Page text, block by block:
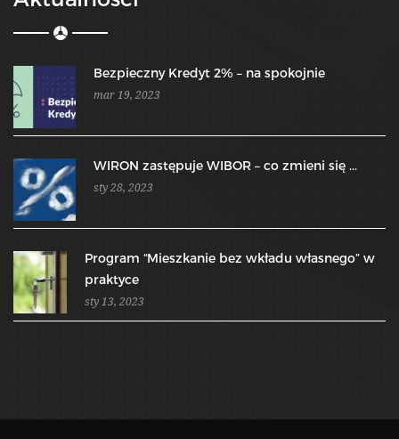
Bezpieczny Kredyt 2% – na spokojnie
mar 19, 2023
WIRON zastępuje WIBOR – co zmieni się ...
sty 28, 2023
Program “Mieszkanie bez wkładu własnego” w
praktyce
sty 13, 2023